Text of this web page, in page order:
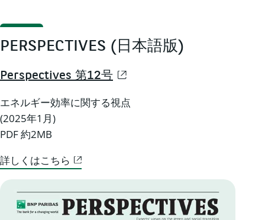
PERSPECTIVES (日本語版)
Perspectives 第12号
エネルギー効率に関する視点
(2025年1月)
PDF 約2MB
詳しくはこちら